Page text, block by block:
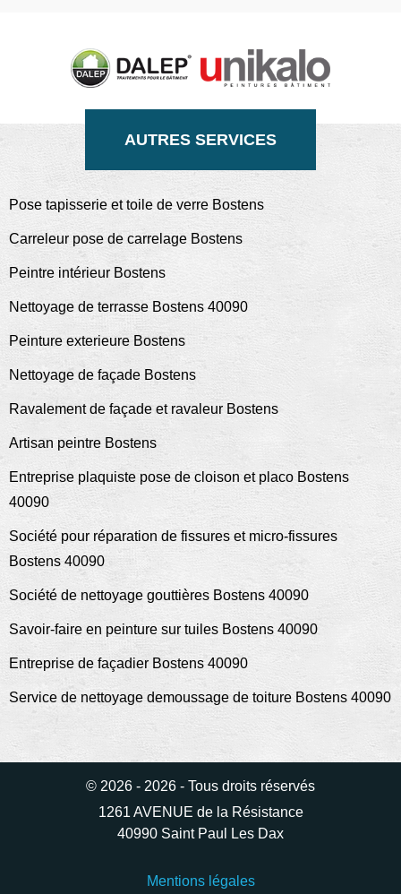
AUTRES SERVICES
Pose tapisserie et toile de verre Bostens
Carreleur pose de carrelage Bostens
Peintre intérieur Bostens
Nettoyage de terrasse Bostens 40090
Peinture exterieure Bostens
Nettoyage de façade Bostens
Ravalement de façade et ravaleur Bostens
Artisan peintre Bostens
Entreprise plaquiste pose de cloison et placo Bostens
40090
Société pour réparation de fissures et micro-fissures
Bostens 40090
Société de nettoyage gouttières Bostens 40090
Savoir-faire en peinture sur tuiles Bostens 40090
Entreprise de façadier Bostens 40090
Service de nettoyage demoussage de toiture Bostens 40090
© 2026 - 2026 - Tous droits réservés
1261 AVENUE de la Résistance
40990 Saint Paul Les Dax
Mentions légales